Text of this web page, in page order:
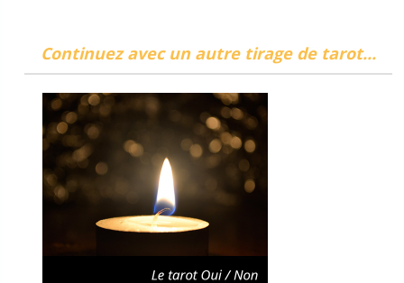
Continuez avec un autre tirage de tarot...